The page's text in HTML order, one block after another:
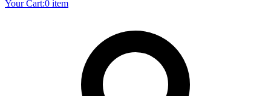
Your Cart:0 item